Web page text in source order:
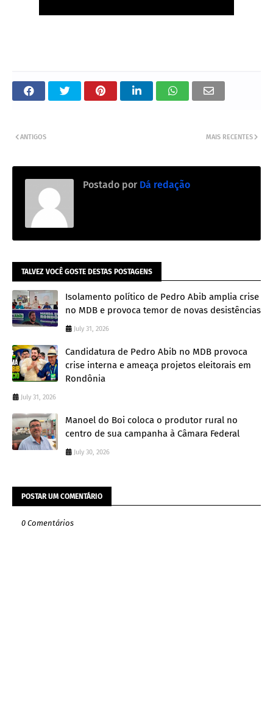
MAIS RECENTES
ANTIGOS
Postado por Dá redação
TALVEZ VOCÊ GOSTE DESTAS POSTAGENS
Isolamento político de Pedro Abib amplia crise
no MDB e provoca temor de novas desistências
July 31, 2026
Candidatura de Pedro Abib no MDB provoca
crise interna e ameaça projetos eleitorais em
Rondônia
July 31, 2026
Manoel do Boi coloca o produtor rural no
centro de sua campanha à Câmara Federal
July 30, 2026
POSTAR UM COMENTÁRIO
0 Comentários